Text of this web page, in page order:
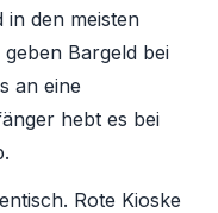
in den meisten
Bargeld bei
an eine
hebt es bei
Rote Kioske